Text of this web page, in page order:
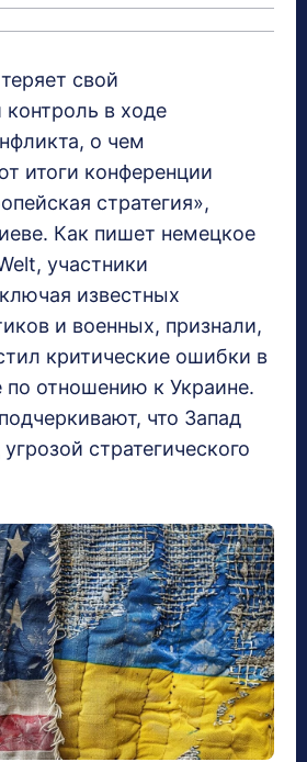
свой
контроль в ходе
о чем
итоги конференции
стратегия»,
Как пишет немецкое
участники
известных
и военных, признали,
критические ошибки в
по отношению к Украине.
что Запад
стратегического